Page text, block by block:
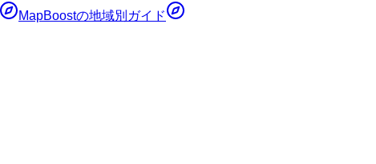
MapBoostの地域別ガイド